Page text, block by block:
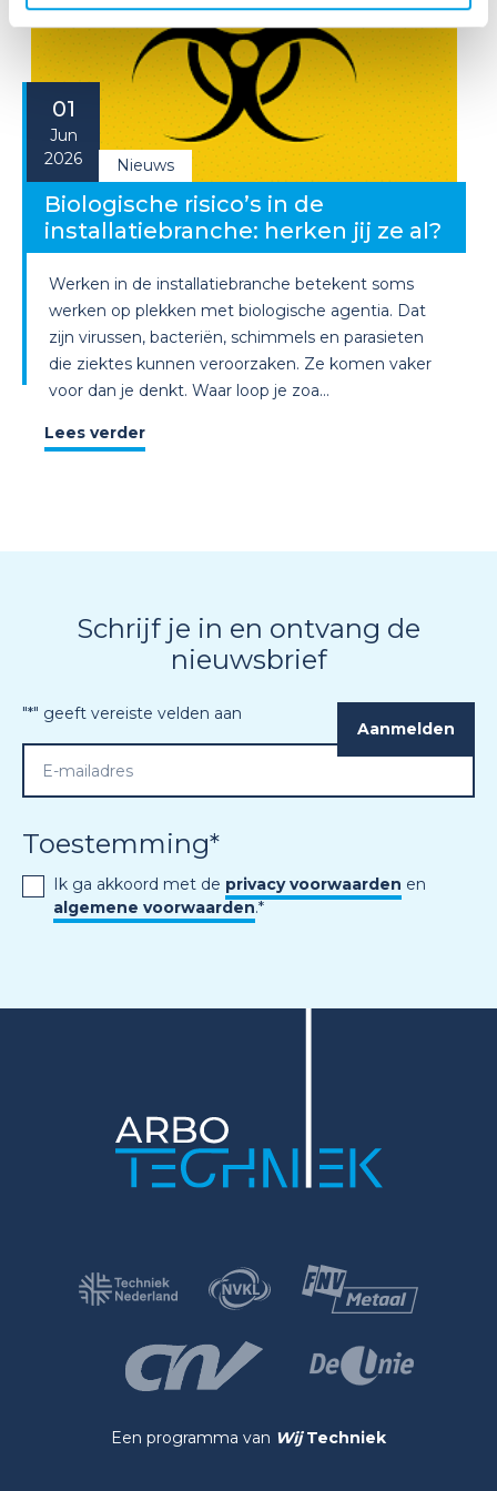
01
Jun
2026
Nieuws
Biologische risico’s in de
installatiebranche: herken jij ze al?
Werken in de installatiebranche betekent soms
werken op plekken met biologische agentia. Dat
zijn virussen, bacteriën, schimmels en parasieten
die ziektes kunnen veroorzaken. Ze komen vaker
voor dan je denkt. Waar loop je zoa...
Lees verder
Schrijf je in en ontvang de
nieuwsbrief
"*" geeft vereiste velden aan
Toestemming*
Ik ga akkoord met de privacy voorwaarden en
algemene voorwaarden.*
Een programma van Wij Techniek